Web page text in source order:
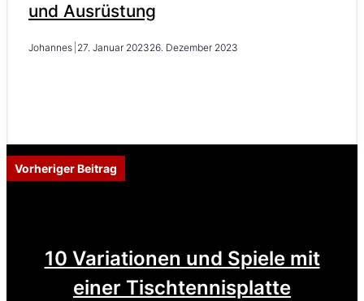
und Ausrüstung
Johannes 27. Januar 202326. Dezember 2023
Vorheriger Beitrag
10 Variationen und Spiele mit
einer Tischtennisplatte